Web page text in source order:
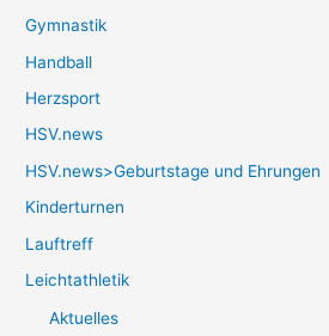
Gymnastik
Handball
Herzsport
HSV.news
HSV.news>Geburtstage und Ehrungen
Kinderturnen
Lauftreff
Leichtathletik
Aktuelles